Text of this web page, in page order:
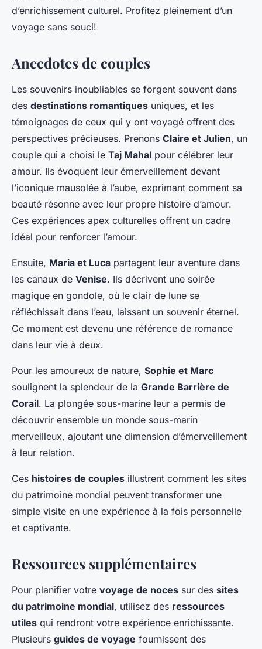
d’enrichissement culturel. Profitez pleinement d’un
voyage sans souci!
Anecdotes de couples
Les souvenirs inoubliables se forgent souvent dans
des destinations romantiques uniques, et les
témoignages de ceux qui y ont voyagé offrent des
perspectives précieuses. Prenons Claire et Julien, un
couple qui a choisi le Taj Mahal pour célébrer leur
amour. Ils évoquent leur émerveillement devant
l’iconique mausolée à l’aube, exprimant comment sa
beauté résonne avec leur propre histoire d’amour.
Ces expériences apex culturelles offrent un cadre
idéal pour renforcer l’amour.
Ensuite, Maria et Luca partagent leur aventure dans
les canaux de Venise. Ils décrivent une soirée
magique en gondole, où le clair de lune se
réfléchissait dans l’eau, laissant un souvenir éternel.
Ce moment est devenu une référence de romance
dans leur vie à deux.
Pour les amoureux de nature, Sophie et Marc
soulignent la splendeur de la Grande Barrière de
Corail. La plongée sous-marine leur a permis de
découvrir ensemble un monde sous-marin
merveilleux, ajoutant une dimension d’émerveillement
à leur relation.
Ces histoires de couples illustrent comment les sites
du patrimoine mondial peuvent transformer une
simple visite en une expérience à la fois personnelle
et captivante.
Ressources supplémentaires
Pour planifier votre voyage de noces sur des sites
du patrimoine mondial, utilisez des ressources
utiles qui rendront votre expérience enrichissante.
Plusieurs guides de voyage fournissent des